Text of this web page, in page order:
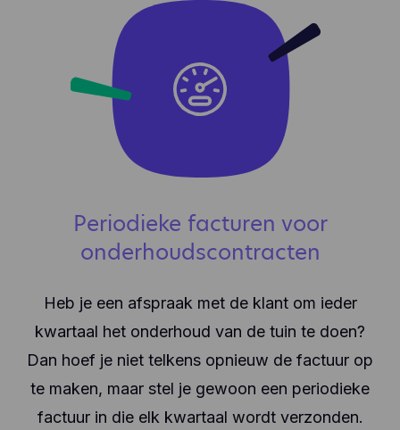
Periodieke facturen voor
onderhoudscontracten
Heb je een afspraak met de klant om ieder
kwartaal het onderhoud van de tuin te doen?
Dan hoef je niet telkens opnieuw de factuur op
te maken, maar stel je gewoon een periodieke
factuur in die elk kwartaal wordt verzonden.